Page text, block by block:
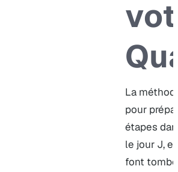
La
pour
étapes
le jour J,
font